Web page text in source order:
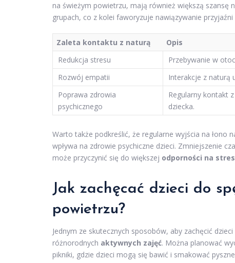
na świeżym powietrzu, mają również większą szansę
grupach, co z kolei faworyzuje nawiązywanie
Zaleta kontaktu z naturą
Opis
Redukcja stresu
Przebywanie w
Rozwój empatii
Interakcje z naturą
Poprawa zdrowia
psychicznego
Regularny kontakt
dziecka.
Warto także podkreślić, że regularne wyjścia na łono
wpływa na zdrowie psychiczne dzieci. Zmniejszenie
może przyczynić się do większej odporności na stres
Jak zachęcać dzieci do
powietrzu?
Jednym ze skutecznych sposobów, aby zachęcić
różnorodnych aktywnych zajęć. Można planować
pikniki, gdzie dzieci mogą się bawić i smakować